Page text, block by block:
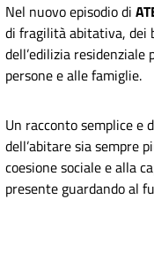
Nel nuovo episodio di
di fragilità abitativa, dei
dell’edilizia
persone e alle famiglie.
Un racconto semplice e
dell’abitare sia sempre
coesione sociale e alla
presente guardando al